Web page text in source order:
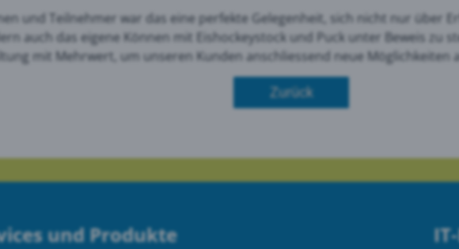
und Teilnehmer war das eine perfekte Gelegenheit, sich nicht nur über
auch das eigene Können mit Eishockeystock und Puck unter Beweis zu
mit Mehrwert, um unseren Kunden anschliessend neue Möglichkeiten
Zurück
und Produkte
Google Maps